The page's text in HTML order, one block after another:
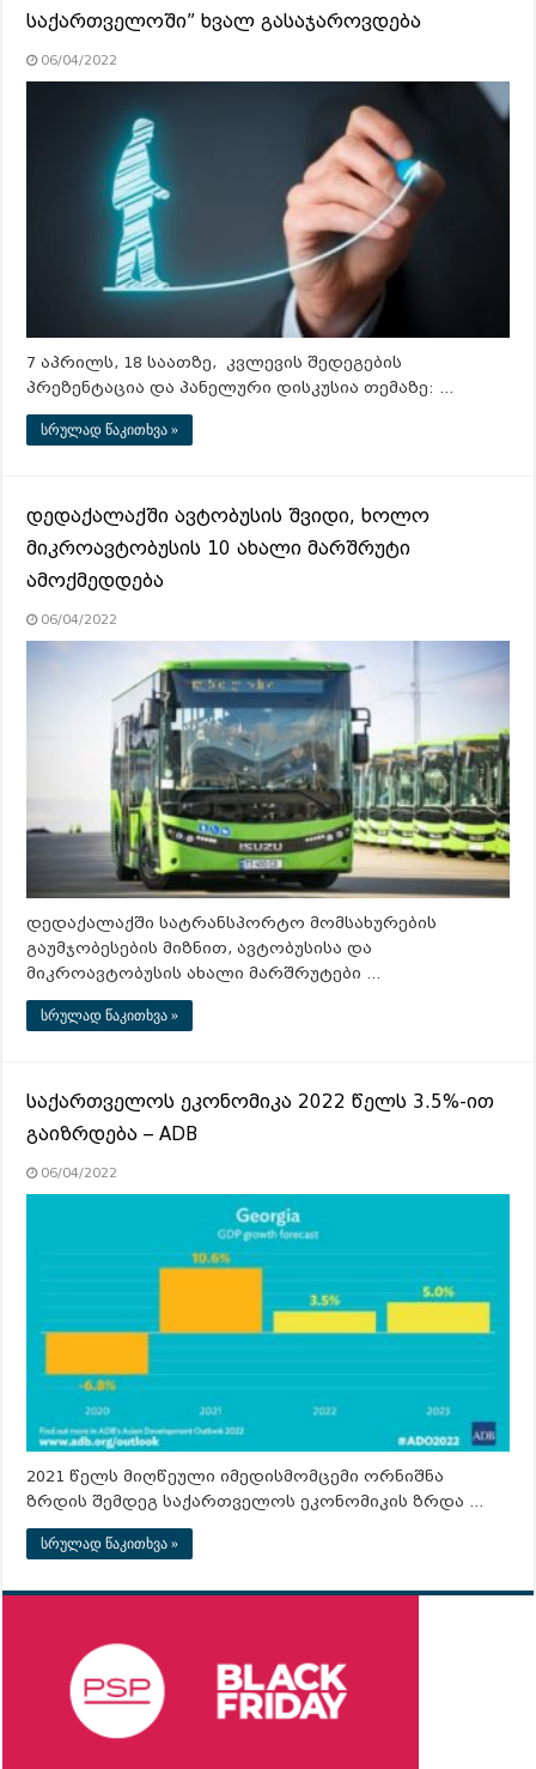
საქართველოში” ხვალ გასაჯაროვდება
06/04/2022
7 აპრილს, 18 საათზე, კვლევის შედეგების
პრეზენტაცია და პანელური დისკუსია თემაზე: …
სრულად წაკითხვა »
დედაქალაქში ავტობუსის შვიდი, ხოლო
მიკროავტობუსის 10 ახალი მარშრუტი
ამოქმედდება
06/04/2022
დედაქალაქში სატრანსპორტო მომსახურების
გაუმჯობესების მიზნით, ავტობუსისა და
მიკროავტობუსის ახალი მარშრუტები …
სრულად წაკითხვა »
საქართველოს ეკონომიკა 2022 წელს 3.5%-ით
გაიზრდება – ADB
06/04/2022
2021 წელს მიღწეული იმედისმომცემი ორნიშნა
ზრდის შემდეგ საქართველოს ეკონომიკის ზრდა …
სრულად წაკითხვა »